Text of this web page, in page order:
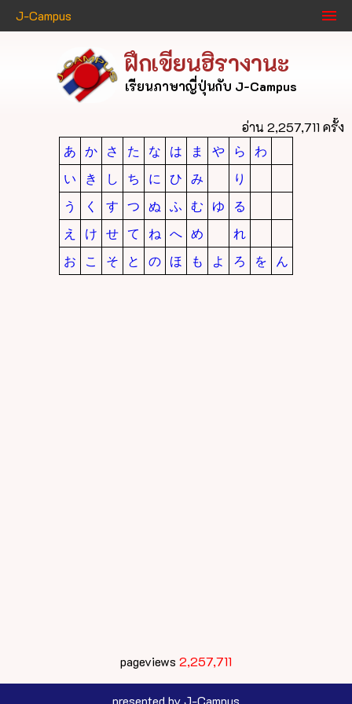
J-Campus
ฝึกเขียนฮิรางานะ
เรียนภาษาญี่ปุ่นกับ J-Campus
อ่าน 2,257,711 ครั้ง
あ か さ た な は ま や ら
わ
い
き し ち に ひ み
り
う
く す つ ぬ ふ む ゆ
る
え
け せ て ね へ め
れ
お
こ そ と の ほ も よ ろ を ん
pageviews 2,257,711
presented by J-Campus